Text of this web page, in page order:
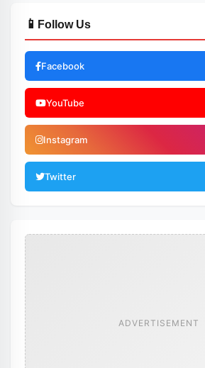
📱 Follow Us
Facebook
YouTube
Instagram
Twitter
ADVERTISEMENT